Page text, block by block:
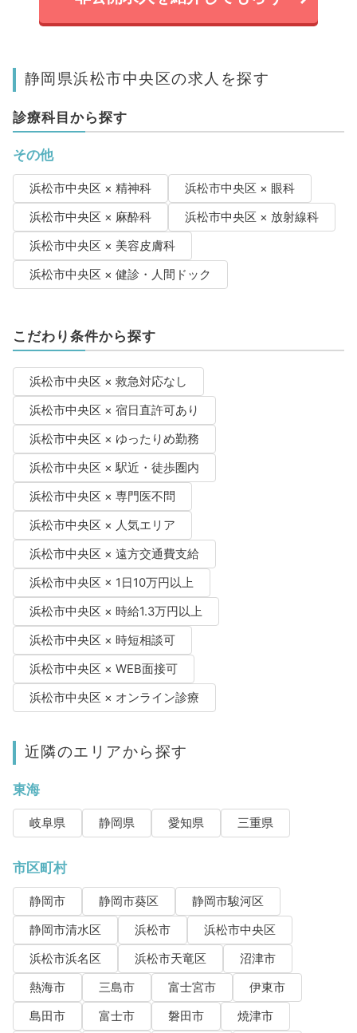
静岡県浜松市中央区の求人を探す
診療科目から探す
その他
浜松市中央区 × 精神科
浜松市中央区 × 眼科
浜松市中央区 × 麻酔科
浜松市中央区 × 放射線科
浜松市中央区 × 美容皮膚科
浜松市中央区 × 健診・人間ドック
こだわり条件から探す
浜松市中央区 × 救急対応なし
浜松市中央区 × 宿日直許可あり
浜松市中央区 × ゆったりめ勤務
浜松市中央区 × 駅近・徒歩圏内
浜松市中央区 × 専門医不問
浜松市中央区 × 人気エリア
浜松市中央区 × 遠方交通費支給
浜松市中央区 × 1日10万円以上
浜松市中央区 × 時給1.3万円以上
浜松市中央区 × 時短相談可
浜松市中央区 × WEB面接可
浜松市中央区 × オンライン診療
近隣のエリアから探す
東海
岐阜県 静岡県 愛知県 三重県
市区町村
静岡市 静岡市葵区
静岡市駿河区
静岡市清水区
浜松市
浜松市中央区
浜松市浜名区
浜松市天竜区
沼津市
熱海市
三島市 富士宮市
伊東市
島田市
富士市 磐田市
焼津市